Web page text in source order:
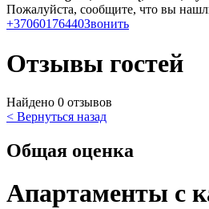
Пожалуйста, сообщите, что вы
+37060176440Звонить
Отзывы гостей
Найдено 0 отзывов
< Вернуться назад
Общая оценка
Апартаменты с